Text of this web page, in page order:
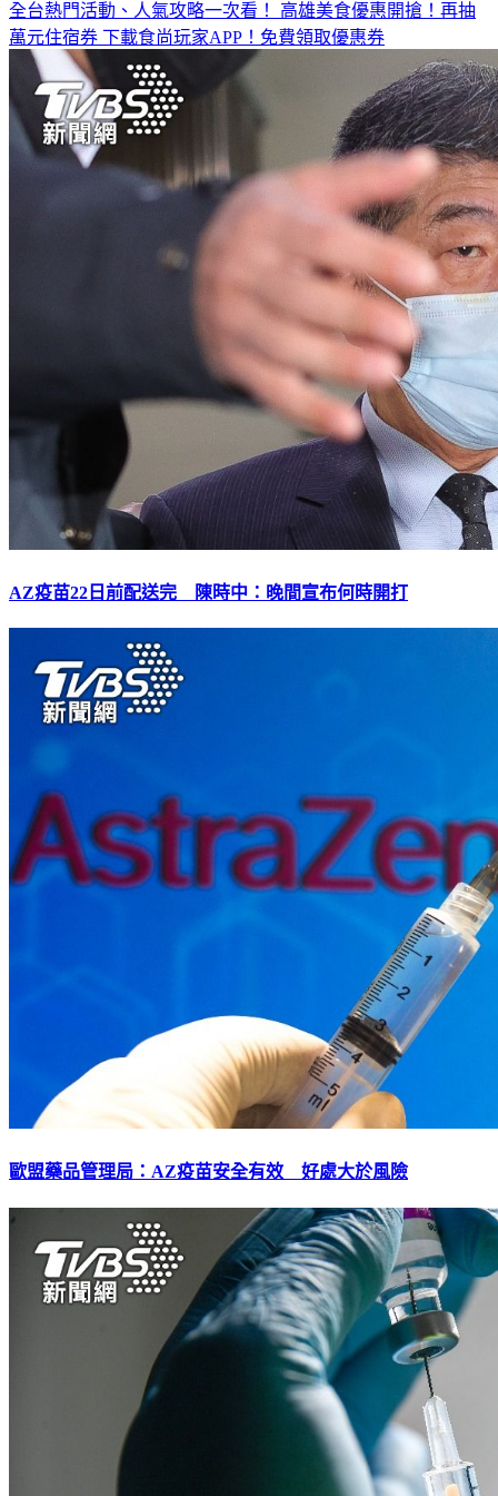
全台熱門活動、人氣攻略一次看！ 高雄美食優惠開搶！再抽
萬元住宿券 下載食尚玩家APP！免費領取優惠券
AZ疫苗22日前配送完 陳時中：晚間宣布何時開打
歐盟藥品管理局：AZ疫苗安全有效 好處大於風險